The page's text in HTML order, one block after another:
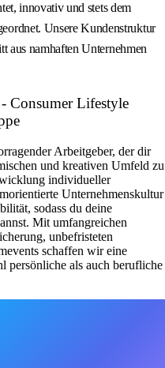
innovativ und stets dem
Unsere Kundenstruktur
aus namhaften Unternehmen
Consumer Lifestyle
Arbeitgeber, der dir
und kreativen Umfeld zu
individueller
Unternehmenskultur
sodass du deine
Mit umfangreichen
unbefristeten
schaffen wir eine
persönliche als auch berufliche